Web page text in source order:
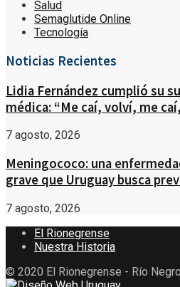
Salud
Semaglutide Online
Tecnología
Noticias Recientes
Lidia Fernández cumplió su
médica: “Me caí, volví, me
7 agosto, 2026
Meningococo: una
grave que Uruguay busca
7 agosto, 2026
El Rionegrense
Nuestra Historia
© 2020 El Rionegrense - Río